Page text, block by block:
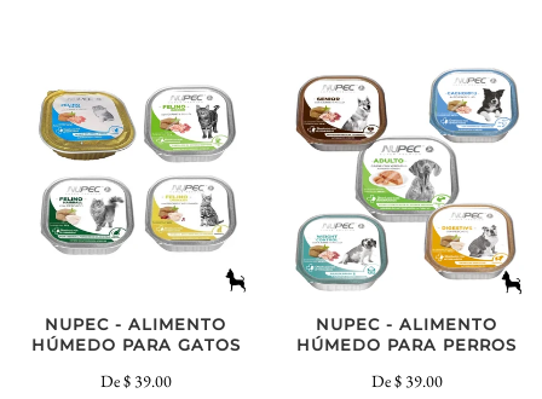
NUPEC - ALIMENTO
HÚMEDO PARA GATOS
De$ 39.00
NUPEC - ALIMENTO
HÚMEDO PARA PERROS
De$ 39.00